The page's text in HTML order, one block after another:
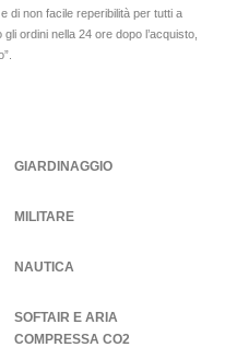
di non facile reperibilità per tutti a
ordini nella 24 ore dopo l’acquisto,
GIARDINAGGIO
MILITARE
NAUTICA
SOFTAIR E ARIA
COMPRESSA CO2